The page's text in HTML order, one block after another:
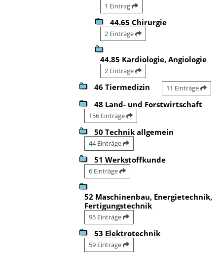
1 Eintrag
44.65 Chirurgie
2 Einträge
44.85 Kardiologie, Angiologie
2 Einträge
46 Tiermedizin 11 Einträge
48 Land- und Forstwirtschaft
156 Einträge
50 Technik allgemein
44 Einträge
51 Werkstoffkunde
6 Einträge
52 Maschinenbau, Energietechnik,
Fertigungstechnik
95 Einträge
53 Elektrotechnik
59 Einträge